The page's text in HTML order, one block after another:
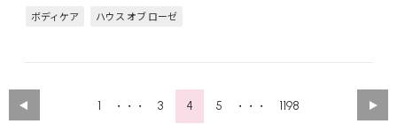
ボディケア
ハウス オブ ローゼ
1 ・・・ 3 4 5 ・・・ 1198